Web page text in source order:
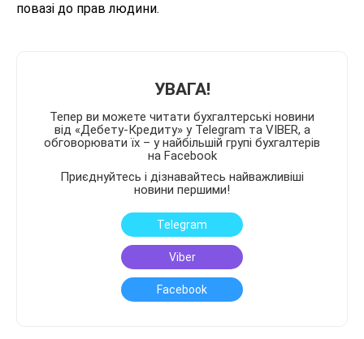
повазі до прав людини.
УВАГА!
Тепер ви можете читати бухгалтерські новини
від «Дебету-Кредиту» у Telegram та VIBER, а
обговорювати їх – у найбільшій групі бухгалтерів
на Facebook
Приєднуйтесь і дізнавайтесь найважливіші
новини першими!
Telegram
Viber
Facebook